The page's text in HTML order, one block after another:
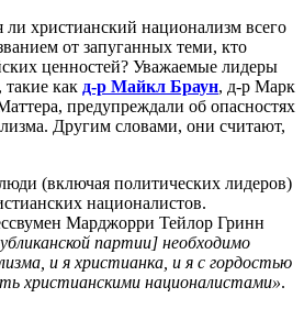
ли христианский национализм всего
от запуганных теми, кто
ценностей? Уважаемые лидеры
такие как д-р Майкл Браун, д-р Марк
предупреждали об опасностях
Другим словами, они считают,
(включая политических лидеров)
националистов.
Марджорри Тейлор Гринн
партии] необходимо
и я христианка, и я с гордостью
христианскими националистами».